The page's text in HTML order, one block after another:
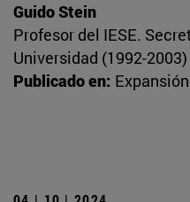
Guido Stein
Profesor del IESE.
Universidad (1992-2003)
Publicado en: Expansión